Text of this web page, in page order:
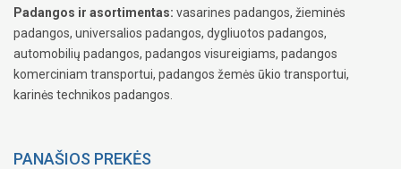
Padangos ir asortimentas: vasarines padangos, žieminės
padangos, universalios padangos, dygliuotos padangos,
automobilių padangos, padangos visureigiams, padangos
komerciniam transportui, padangos žemės ūkio transportui,
karinės technikos padangos.
PANAŠIOS PREKĖS